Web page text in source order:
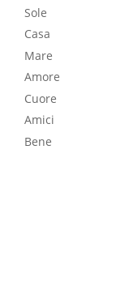
Sole
Casa
Mare
Amore
Cuore
Amici
Bene